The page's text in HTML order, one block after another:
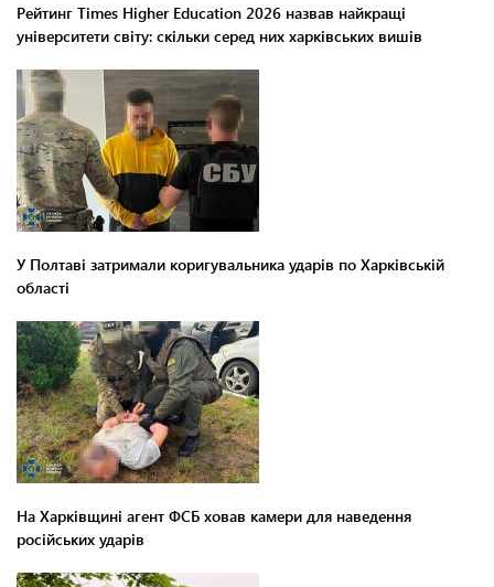
Рейтинг Times Higher Education 2026 назвав найкращі
університети світу: скільки серед них харківських вишів
У Полтаві затримали коригувальника ударів по Харківській
області
На Харківщині агент ФСБ ховав камери для наведення
російських ударів